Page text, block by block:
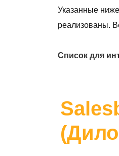
Указанные
реализованы.
Список для